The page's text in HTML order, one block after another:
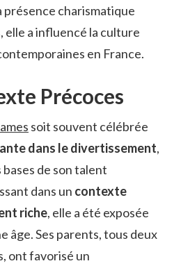
présence charismatique
elle a influencé la culture
en France.
Précoces
soit souvent célébrée
dans le divertissement,
bases de son talent
dans un contexte
riche, elle a été exposée
âge. Ses parents, tous deux
ont favorisé un